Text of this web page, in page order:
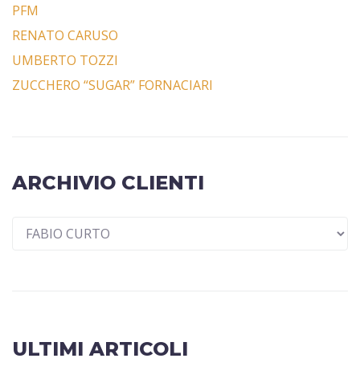
PFM
RENATO CARUSO
UMBERTO TOZZI
ZUCCHERO “SUGAR” FORNACIARI
ARCHIVIO CLIENTI
ULTIMI ARTICOLI